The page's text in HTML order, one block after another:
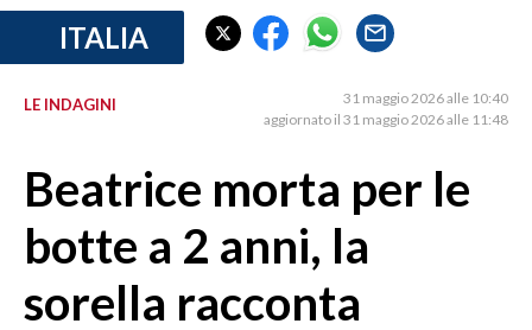
CRONACA SARDEGNA
PROVINCIA DI CAGLIARI
MEDIO CAMPIDANO
SASSARI E PROVINCIA
ITALIA
LE INDAGINI
31 maggio 2026 alle 10:40
aggiornato il 31 maggio 2026 alle 11:48
Beatrice morta per le
botte a 2 anni, la
sorella racconta